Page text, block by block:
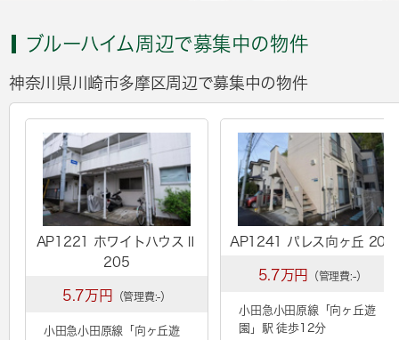
ブルーハイム周辺で募集中の物件
神奈川県川崎市多摩区周辺で募集中の物件
AP1221 ホワイトハウスⅡ
205
5.7万円 （管理費:-）
小田急小田原線「 向ヶ丘遊
AP1241 パレス向ヶ丘 201
5.7万円 （管理費:-）
小田急小田原線「 向ヶ丘遊
園 」駅 徒歩12分